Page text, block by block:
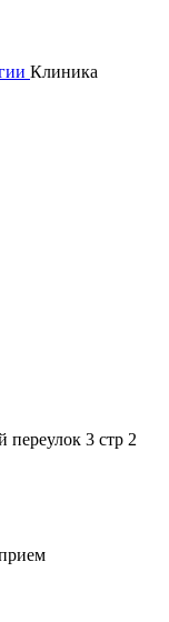
Клиника
3 стр 2